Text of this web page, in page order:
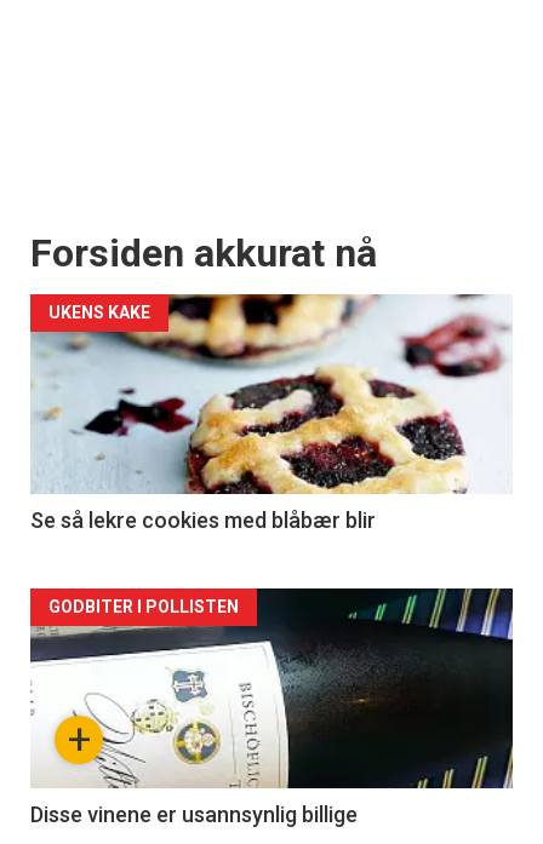
Forsiden akkurat nå
UKENS KAKE
Se så lekre cookies med blåbær blir
Forsiden
akkurat
nå
2
+
GODBITER I POLLISTEN
Disse vinene er usannsynlig billige